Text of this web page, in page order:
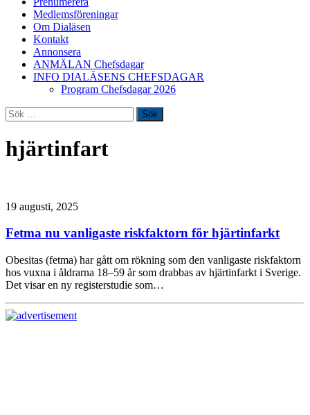
Medlemsföreningar
Om Dialäsen
Kontakt
Annonsera
ANMÄLAN Chefsdagar
INFO DIALÄSENS CHEFSDAGAR
Program Chefsdagar 2026
Sök
efter:
hjärtinfart
19 augusti, 2025
Fetma nu vanligaste riskfaktorn för hjärtinfarkt
Obesitas (fetma) har gått om rökning som den vanligaste riskfaktorn
hos vuxna i åldrarna 18–59 år som drabbas av hjärtinfarkt i Sverige.
Det visar en ny registerstudie som…